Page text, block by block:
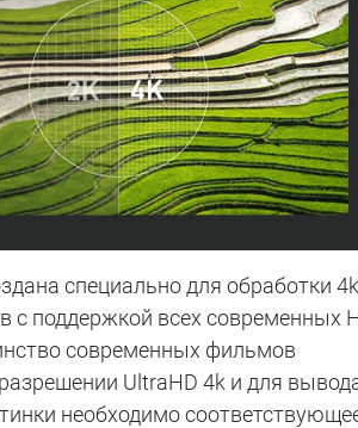
специально для обработки 4k
с поддержкой всех современных
современных фильмов
UltraHD 4k и для
необходимо